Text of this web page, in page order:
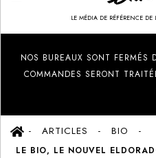
LE MÉDIA DE RÉFÉRENCE
NOS BUREAUX SONT
COMMANDES SERONT
ARTICLES BIO
LE BIO, LE NOUVEL